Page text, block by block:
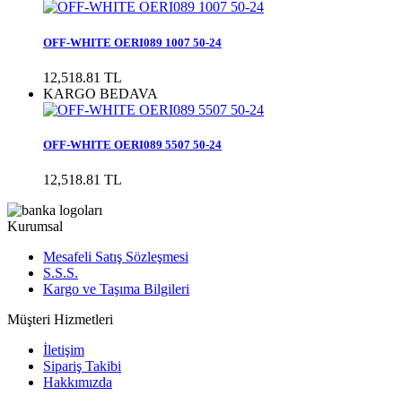
OFF-WHITE OERI089 1007 50-24
12,518.81 TL
KARGO BEDAVA
OFF-WHITE OERI089 5507 50-24
12,518.81 TL
Kurumsal
Mesafeli Satış Sözleşmesi
S.S.S.
Kargo ve Taşıma Bilgileri
Müşteri Hizmetleri
İletişim
Sipariş Takibi
Hakkımızda